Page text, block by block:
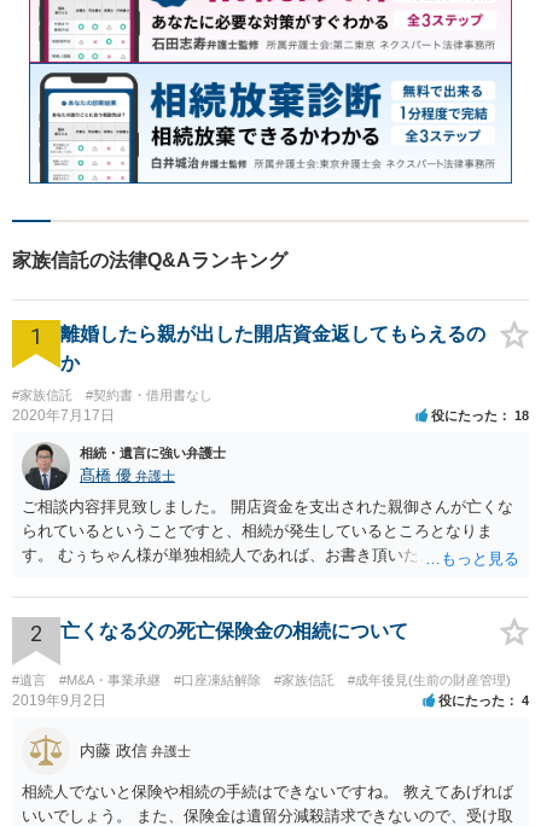
家族信託の法律Q&Aランキング
1
離婚したら親が出した開店資金返してもらえるの
か
#家族信託 #契約書・借用書なし
2020年7月17日 役にたった 18
相続・遺言に強い弁護士
髙橋 優 弁護士
ご相談内容拝見致しました。 開店資金を支出された親御さんが亡くな
られているということですと、相続が発生しているところとなりま
す。 むぅちゃん様が単独相続人であれば、お書き頂いたような方法で
相続人おられるということであれば、他の相続人との協議が必要とな
るところです。 また、当該点とは別にご主人から貸付ではなく贈与で
あると主張される可能性がございます。 その場合には、貸付であるこ
とを伺わせる事情をどれだけ積み重ねることが出来るか、というとこ
ろとなります。 返済の事実や、返済を約束するメール等です。 金額の
おく方が宜しいかと思います。 緊急という訳ではないかと思います
が、事前準備が早い方が有効な手段が増える傾向にありますので、早
目に弁護士を入れられることを御検討頂くと良いかと思います。
2 亡くなる父の死亡保険金の相続について
#遺言 #M&A・事業承継 #口座凍結解除 #家族信託 #成年後見(生前の財産管理)
2019年9月2日 役にたった 4
内藤 政信 弁護士
相続人でないと保険や相続の手続はできないですね。 教えてあげれば
いいでしょう。 また、保険金は遺留分減殺請求できないので、受け取